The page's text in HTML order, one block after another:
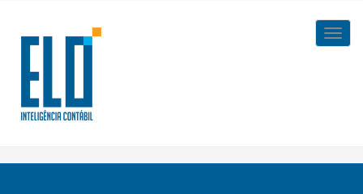
content